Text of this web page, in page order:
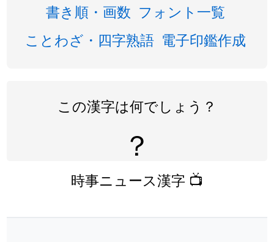
書き順・画数 フォント一覧
ことわざ・四字熟語 電子印鑑作成
この漢字は何でしょう？
？
時事ニュース漢字 📺